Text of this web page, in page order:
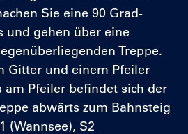
Sie eine 90 Grad-
und gehen über eine
Treppe.
Gitter und einem Pfeiler
am Pfeiler befindet sich der
abwärts zum Bahnsteig
(Wannsee), S2